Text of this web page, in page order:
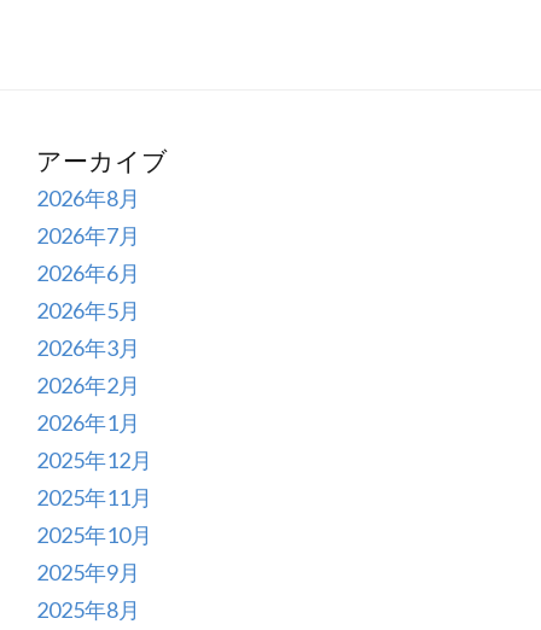
アーカイブ
2026年8月
2026年7月
2026年6月
2026年5月
2026年3月
2026年2月
2026年1月
2025年12月
2025年11月
2025年10月
2025年9月
2025年8月